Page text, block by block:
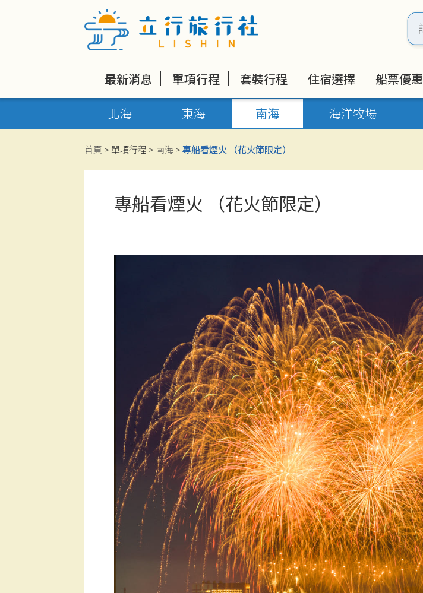
最新消息 單項行程 套裝行程 住宿選擇 船票優惠
北海
東海 南海 海洋牧場
首頁 > 單項行程 > 南海>專船看煙火 （花火節限定）
專船看煙火 （花火節限定）